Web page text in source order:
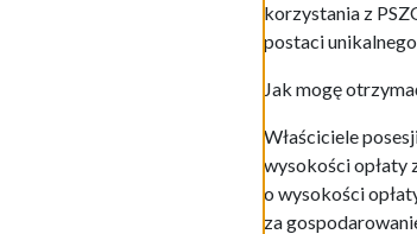
korzystania z
postaci
Jak mogę
Właściciele
wysokości opłaty
o wysokości
za